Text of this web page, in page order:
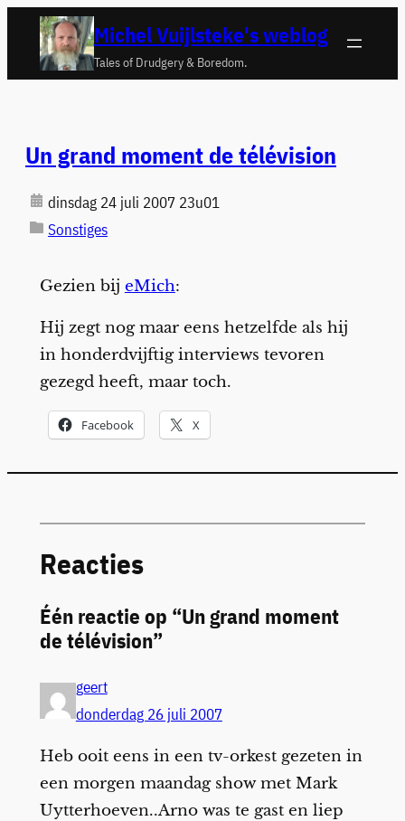
naar
Michel Vuijlsteke's weblog
Tales of Drudgery & Boredom.
Un grand moment de télévision
dinsdag 24 juli 2007 23u01
Sonstiges
Gezien bij eMich:
Hij zegt nog maar eens hetzelfde als hij
in honderdvijftig interviews tevoren
gezegd heeft, maar toch.
Facebook X
Reacties
Één reactie op “Un grand moment
de télévision”
geert
donderdag 26 juli 2007
Heb ooit eens in een tv-orkest gezeten in
een morgen maandag show met Mark
Uytterhoeven..Arno was te gast en liep